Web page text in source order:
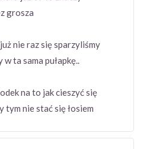
grosza
nie raz się sparzyliśmy
w ta sama pułapkę..
na to jak cieszyć się
tym nie stać się łosiem